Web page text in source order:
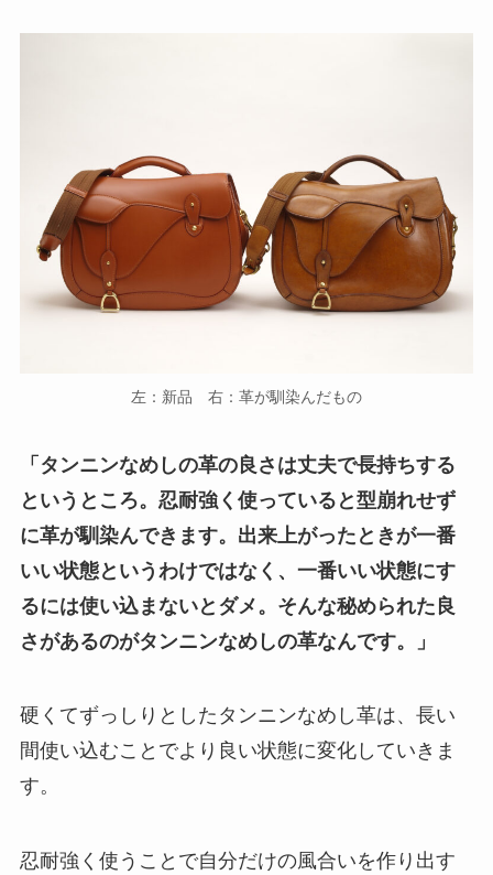
左：新品 右：革が馴染んだもの
「タンニンなめしの革の良さは丈夫で長持ちする
というところ。忍耐強く使っていると型崩れせず
に革が馴染んできます。出来上がったときが一番
いい状態というわけではなく、一番いい状態にす
るには使い込まないとダメ。そんな秘められた良
さがあるのがタンニンなめしの革なんです。」
硬くてずっしりとしたタンニンなめし革は、長い
間使い込むことでより良い状態に変化していきま
す。
忍耐強く使うことで自分だけの風合いを作り出す